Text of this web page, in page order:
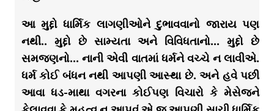
આ મુદ્દો ધાર્મિક લાગણીઓને દુભાવવાનો જારાય પણ
નથી.. મુદ્દો છે સામ્યતા અને વિવિધતાનો… મુદ્દો છે
સમજણનો… નાની એવી વાતમાં ધર્મને વચ્ચે ન લાવીએ.
ધર્મ કોઈ બંધન નથી આપણી આસ્થા છે. અને હવે પછી
આવા ધડ-માથા વગરના કોઈપણ વિચારો કે મેસેજને